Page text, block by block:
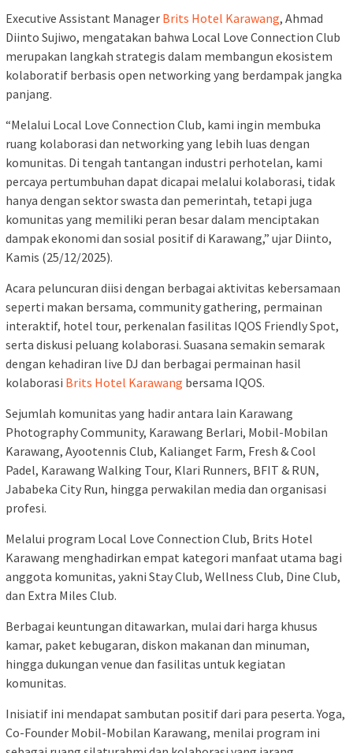
Executive Assistant Manager Brits Hotel Karawang, Ahmad
Diinto Sujiwo, mengatakan bahwa Local Love Connection Club
merupakan langkah strategis dalam membangun ekosistem
kolaboratif berbasis open networking yang berdampak jangka
panjang.
“Melalui Local Love Connection Club, kami ingin membuka
ruang kolaborasi dan networking yang lebih luas dengan
komunitas. Di tengah tantangan industri perhotelan, kami
percaya pertumbuhan dapat dicapai melalui kolaborasi, tidak
hanya dengan sektor swasta dan pemerintah, tetapi juga
komunitas yang memiliki peran besar dalam menciptakan
dampak ekonomi dan sosial positif di Karawang,” ujar Diinto,
Kamis (25/12/2025).
Acara peluncuran diisi dengan berbagai aktivitas kebersamaan
seperti makan bersama, community gathering, permainan
interaktif, hotel tour, perkenalan fasilitas IQOS Friendly Spot,
serta diskusi peluang kolaborasi. Suasana semakin semarak
dengan kehadiran live DJ dan berbagai permainan hasil
kolaborasi Brits Hotel Karawang bersama IQOS.
Sejumlah komunitas yang hadir antara lain Karawang
Photography Community, Karawang Berlari, Mobil-Mobilan
Karawang, Ayootennis Club, Kalianget Farm, Fresh & Cool
Padel, Karawang Walking Tour, Klari Runners, BFIT & RUN,
Jababeka City Run, hingga perwakilan media dan organisasi
profesi.
Melalui program Local Love Connection Club, Brits Hotel
Karawang menghadirkan empat kategori manfaat utama bagi
anggota komunitas, yakni Stay Club, Wellness Club, Dine Club,
dan Extra Miles Club.
Berbagai keuntungan ditawarkan, mulai dari harga khusus
kamar, paket kebugaran, diskon makanan dan minuman,
hingga dukungan venue dan fasilitas untuk kegiatan
komunitas.
Inisiatif ini mendapat sambutan positif dari para peserta. Yoga,
Co-Founder Mobil-Mobilan Karawang, menilai program ini